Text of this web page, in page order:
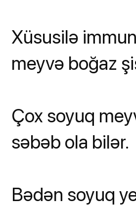
Xüsusilə
meyvə boğaz
Çox soyuq
səbəb ola bilər.
Bədən soyuq